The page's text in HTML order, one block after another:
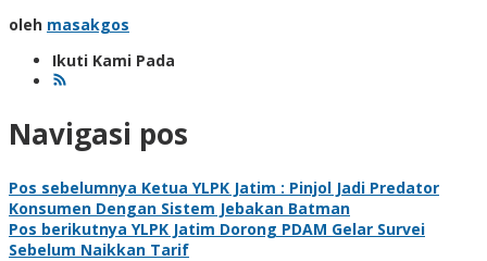
oleh masakgos
Ikuti Kami Pada
Navigasi pos
Pos sebelumnya Ketua YLPK Jatim : Pinjol Jadi Predator
Konsumen Dengan Sistem Jebakan Batman
Pos berikutnya YLPK Jatim Dorong PDAM Gelar Survei
Sebelum Naikkan Tarif